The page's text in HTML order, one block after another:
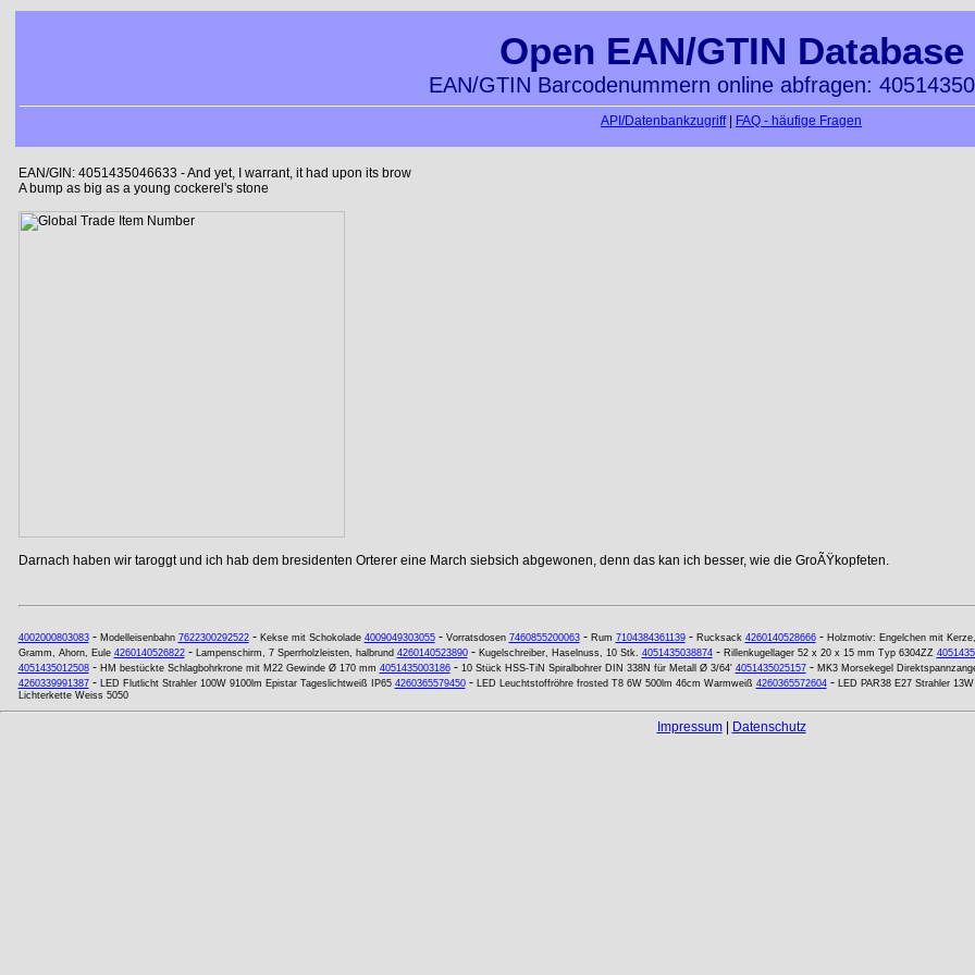
Open EAN/GTIN Database
EAN/GTIN Barcodenummern online abfragen:
API/Datenbankzugriff| FAQ - häufige Fragen
EAN/GIN: 4051435046633 - And yet, I warrant, it had upon its brow
A bump as big as a young cockerel's stone
Darnach haben wir taroggt und ich hab dem bresidenten Orterer eine March siebsich abgewonen, denn das kan ich besser, wie die GroÃŸkopfeten.
4002000803083- Modelleisenbahn 7622300292522- Kekse mit Schokolade 4009049303055- Vorratsdosen 7460855200063- Rum 7104384361139- Rucksack 4260140528666- Holzmotiv: Engelchen mit
Gramm, Ahorn, Eule 4260140526822- Lampenschirm, 7 Sperrholzleisten, halbrund 4260140523890- Kugelschreiber, Haselnuss, 10 Stk. 4051435038874- Rillenkugellager 52 x 20 x 15 mm Typ 6304ZZ
4051435012508- HM bestückte Schlagbohrkrone mit M22 Gewinde Ø 170 mm 4051435003186- 10 Stück HSS-TiN Spiralbohrer DIN 338N für Metall Ø 3/64' 4051435025157- MK3 Morsekegel
4260339991387- LED Flutlicht Strahler 100W 9100lm Epistar Tageslichtweiß IP65 4260365579450- LED Leuchtstoffröhre frosted T8 6W 500lm 46cm Warmweiß 4260365572604- LED PAR38 E27 Strahler
Lichterkette Weiss 5050
Impressum| Datenschutz